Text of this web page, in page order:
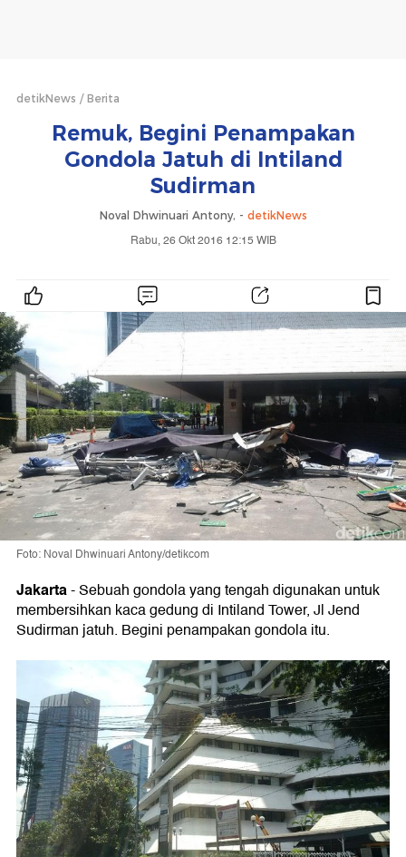
detikNews Berita
Remuk, Begini Penampakan
Gondola Jatuh di Intiland
Sudirman
Noval Dhwinuari Antony, - detikNews
Rabu, 26 Okt 2016 12:15 WIB
Foto: Noval Dhwinuari Antony/detikcom
Jakarta-Sebuah gondola yang tengah digunakan untuk
membersihkan kaca gedung di Intiland Tower, Jl Jend
Sudirman jatuh. Begini penampakan gondola itu.